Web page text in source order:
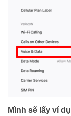
Mình sẽ lấy ví